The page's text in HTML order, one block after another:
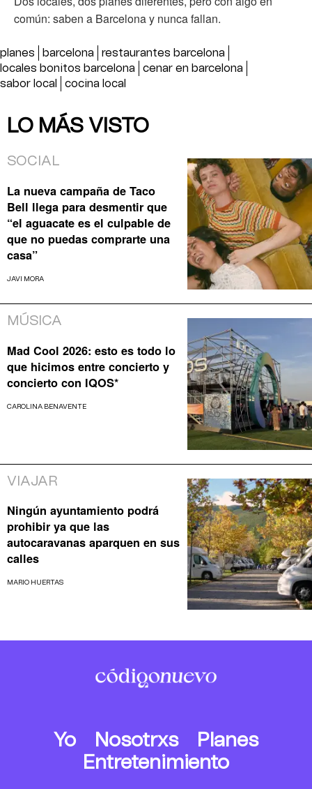
común: saben a Barcelona y nunca fallan.
planes barcelona
restaurantes barcelona
locales bonitos barcelona
cenar en barcelona
sabor local
cocina local
LO MÁS VISTO
SOCIAL
La nueva campaña de Taco
Bell llega para desmentir que
“el aguacate es el culpable de
que no puedas comprarte una
casa”
JAVI MORA
MÚSICA
Mad Cool 2026: esto es todo lo
que hicimos entre concierto y
concierto con IQOS*
CAROLINA BENAVENTE
VIAJAR
Ningún ayuntamiento podrá
prohibir ya que las
autocaravanas aparquen en sus
calles
MARIO HUERTAS
Yo Nosotrxs
Planes
Entretenimiento